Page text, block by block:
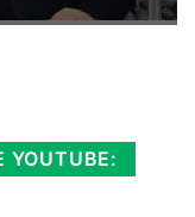
YOUTUBE: